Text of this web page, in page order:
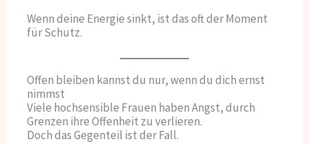
Wenn deine Energie sinkt, ist das oft der Moment
für Schutz.
Offen bleiben kannst du nur, wenn du dich ernst
nimmst
Viele hochsensible Frauen haben Angst, durch
Grenzen ihre Offenheit zu verlieren.
Doch das Gegenteil ist der Fall.